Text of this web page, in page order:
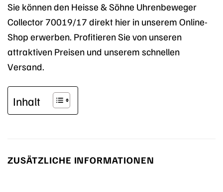
Sie können den Heisse & Söhne Uhrenbeweger
Collector 70019/17 direkt hier in unserem Online-
Shop erwerben. Profitieren Sie von unseren
attraktiven Preisen und unserem schnellen
Versand.
Inhalt
ZUSÄTZLICHE INFORMATIONEN